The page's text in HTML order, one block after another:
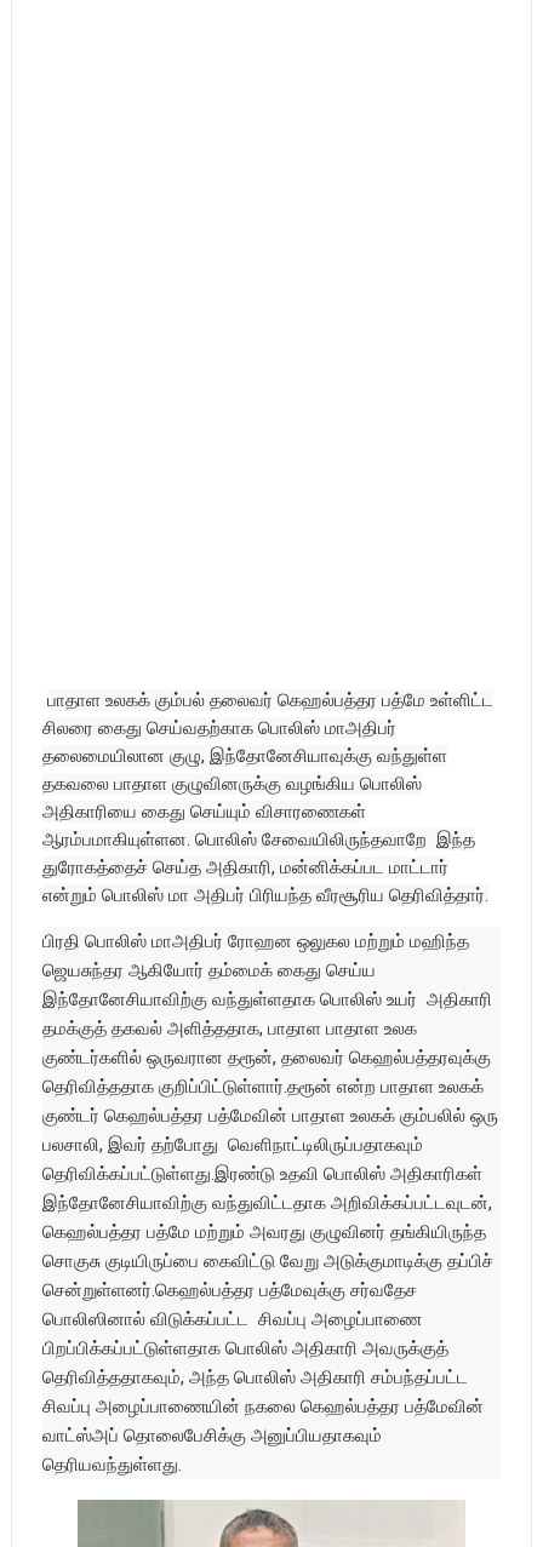
பாதாள உலகக் கும்பல் தலைவர் கெஹல்பத்தர பத்மே உள்ளிட்ட
சிலரை கைது செய்வதற்காக பொலிஸ் மாஅதிபர்
தலைமையிலான குழு, இந்தோனேசியாவுக்கு வந்துள்ள
தகவலை பாதாள குழுவினருக்கு வழங்கிய பொலிஸ்
அதிகாரியை கைது செய்யும் விசாரணைகள்
ஆரம்பமாகியுள்ளன. பொலிஸ் சேவையிலிருந்தவாறே இந்த
துரோகத்தைச் செய்த அதிகாரி, மன்னிக்கப்பட மாட்டார்
என்றும் பொலிஸ் மா அதிபர் பிரியந்த வீரசூரிய தெரிவித்தார்.
பிரதி பொலிஸ் மாஅதிபர் ரோஹன ஒலுகல மற்றும் மஹிந்த
ஜெயசுந்தர ஆகியோர் தம்மைக் கைது செய்ய
இந்தோனேசியாவிற்கு வந்துள்ளதாக பொலிஸ் உயர் அதிகாரி
தமக்குத் தகவல் அளித்ததாக, பாதாள பாதாள உலக
குண்டர்களில் ஒருவரான தரூன், தலைவர் கெஹல்பத்தரவுக்கு
தெரிவித்ததாக குறிப்பிட்டுள்ளார்.தரூன் என்ற பாதாள உலகக்
குண்டர் கெஹல்பத்தர பத்மேவின் பாதாள உலகக் கும்பலில் ஒரு
பலசாலி, இவர் தற்போது வெளிநாட்டிலிருப்பதாகவும்
தெரிவிக்கப்பட்டுள்ளது.இரண்டு உதவி பொலிஸ் அதிகாரிகள்
இந்தோனேசியாவிற்கு வந்துவிட்டதாக அறிவிக்கப்பட்டவுடன்,
கெஹல்பத்தர பத்மே மற்றும் அவரது குழுவினர் தங்கியிருந்த
சொகுசு குடியிருப்பை கைவிட்டு வேறு அடுக்குமாடிக்கு தப்பிச்
சென்றுள்ளனர்.கெஹல்பத்தர பத்மேவுக்கு சர்வதேச
பொலிஸினால் விடுக்கப்பட்ட சிவப்பு அழைப்பாணை
பிறப்பிக்கப்பட்டுள்ளதாக பொலிஸ் அதிகாரி அவருக்குத்
தெரிவித்ததாகவும், அந்த பொலிஸ் அதிகாரி சம்பந்தப்பட்ட
சிவப்பு அழைப்பாணையின் நகலை கெஹல்பத்தர பத்மேவின்
வாட்ஸ்அப் தொலைபேசிக்கு அனுப்பியதாகவும்
தெரியவந்துள்ளது.